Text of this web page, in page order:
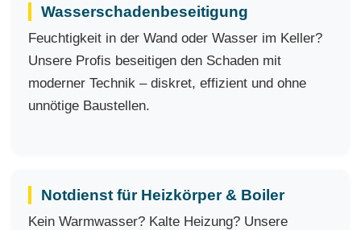
Wasserschadenbeseitigung
Feuchtigkeit in der Wand oder Wasser im Keller?
Unsere Profis beseitigen den Schaden mit
moderner Technik – diskret, effizient und ohne
unnötige Baustellen.
Notdienst für Heizkörper & Boiler
Kein Warmwasser? Kalte Heizung? Unsere